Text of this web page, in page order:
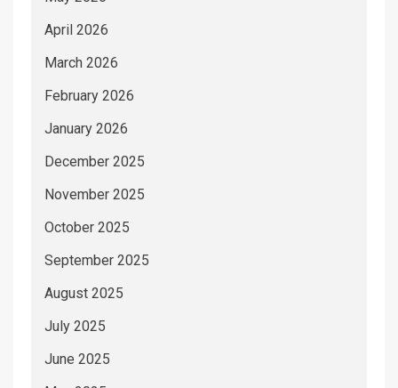
April 2026
March 2026
February 2026
January 2026
December 2025
November 2025
October 2025
September 2025
August 2025
July 2025
June 2025